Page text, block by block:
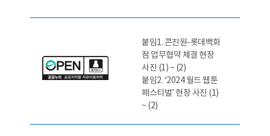
붙임1. 콘진원-롯데백화
점 업무협약 체결 현장
사진 (1) ~ (2)
붙임2. ‘2024 월드 웹툰
페스티벌’ 현장 사진 (1)
~ (2)